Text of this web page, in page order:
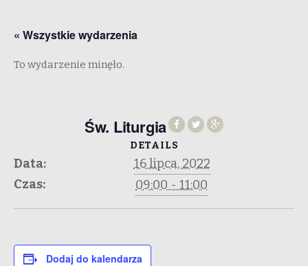
« Wszystkie wydarzenia
To wydarzenie minęło.
Św. Liturgia
DETAILS
Data:
16 lipca, 2022
Czas:
09:00 - 11:00
Dodaj do kalendarza